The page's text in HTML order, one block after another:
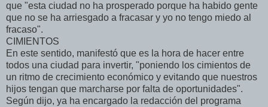
que "esta ciudad no ha prosperado porque ha habido gente
que no se ha arriesgado a fracasar y yo no tengo miedo al
fracaso".
CIMIENTOS
En este sentido, manifestó que es la hora de hacer entre
todos una ciudad para invertir, "poniendo los cimientos de
un ritmo de crecimiento económico y evitando que nuestros
hijos tengan que marcharse por falta de oportunidades".
Según dijo, ya ha encargado la redacción del programa